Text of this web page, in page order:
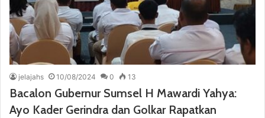
jelajahs 10/08/2024 0 13
Bacalon Gubernur Sumsel H Mawardi Yahya:
Ayo Kader Gerindra dan Golkar Rapatkan